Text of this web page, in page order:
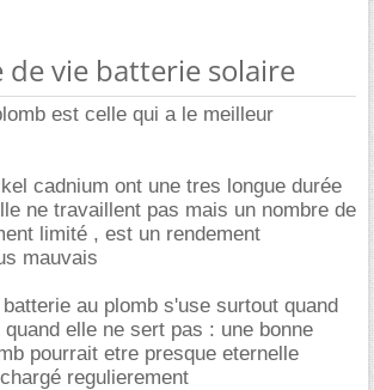
de vie batterie solaire
est celle qui a le meilleur
cadnium ont une tres longue durée
ne travaillent pas mais un nombre de
limité , est un rendement
mauvais
au plomb s'use surtout quand
elle ne sert pas : une bonne
pourrait etre presque eternelle
regulierement